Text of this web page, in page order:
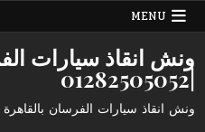
Skip
MENU
ونش انقاذ سيارات
|01282505052
ونش انقاذ سيارات الفرسان بالقاهرة